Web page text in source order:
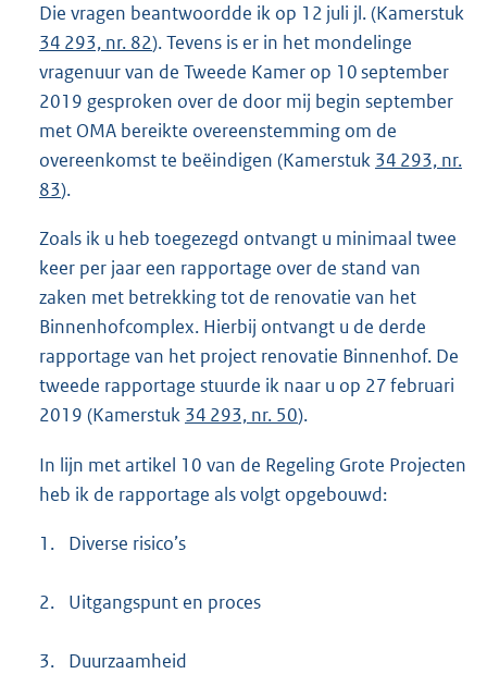
Die vragen beantwoordde ik op 12 juli jl. (Kamerstuk
34 293, nr. 82). Tevens is er in het mondelinge
vragenuur van de Tweede Kamer op 10 september
2019 gesproken over de door mij begin september
met OMA bereikte overeenstemming om de
overeenkomst te beëindigen (Kamerstuk 34 293, nr.
83).
Zoals ik u heb toegezegd ontvangt u minimaal twee
keer per jaar een rapportage over de stand van
zaken met betrekking tot de renovatie van het
Binnenhofcomplex. Hierbij ontvangt u de derde
rapportage van het project renovatie Binnenhof. De
tweede rapportage stuurde ik naar u op 27 februari
2019 (Kamerstuk 34 293, nr. 50).
In lijn met artikel 10 van de Regeling Grote Projecten
heb ik de rapportage als volgt opgebouwd:
1. Diverse risico’s
2. Uitgangspunt en proces
3. Duurzaamheid